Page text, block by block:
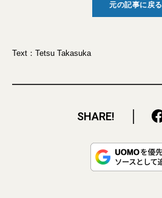
元の記事に戻る
Text：Tetsu Takasuka
SHARE!